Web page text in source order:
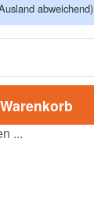
abweichend)
...